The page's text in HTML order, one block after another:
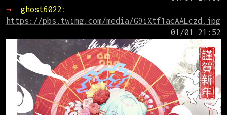
→
ghost6022
https://pbs.twimg.com/media/G9iXtf1acAALczd.jpg